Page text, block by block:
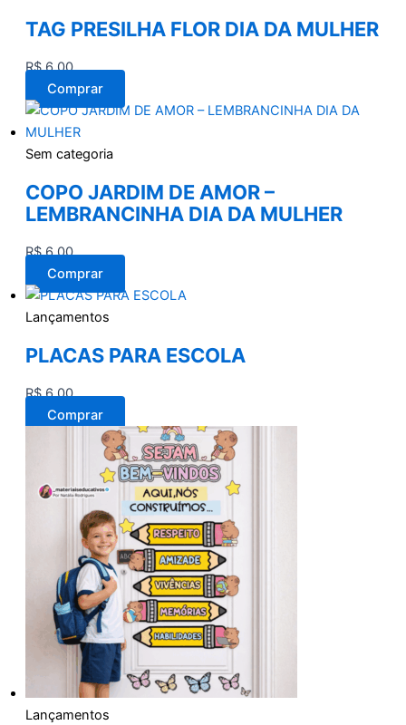
TAG PRESILHA FLOR DIA DA MULHER
R$6,00
Comprar
Sem categoria
COPO JARDIM DE AMOR –
LEMBRANCINHA DIA DA MULHER
R$6,00
Comprar
Lançamentos
PLACAS PARA ESCOLA
R$6,00
Comprar
Lançamentos